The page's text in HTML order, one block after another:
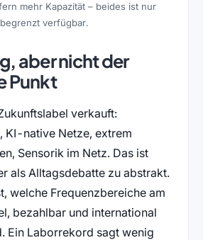
mehr Kapazität – beides ist nur
begrenzt verfügbar.
aber nicht der
Punkt
verkauft:
KI-native Netze, extrem
Sensorik im Netz. Das ist
als Alltagsdebatte zu abstrakt.
welche Frequenzbereiche am
bezahlbar und international
Ein Laborrekord sagt wenig